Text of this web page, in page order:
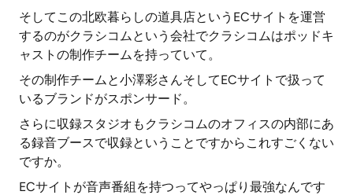
そしてこの北欧暮らしの道具店というECサイトを運営
するのがクラシコムという会社でクラシコムはポッドキ
ャストの制作チームを持っていて。
その制作チームと小澤彩さんそしてECサイトで扱って
いるブランドがスポンサード。
さらに収録スタジオもクラシコムのオフィスの内部にあ
る録音ブースで収録ということですからこれすごくない
ですか。
ECサイトが音声番組を持つってやっぱり最強なんです